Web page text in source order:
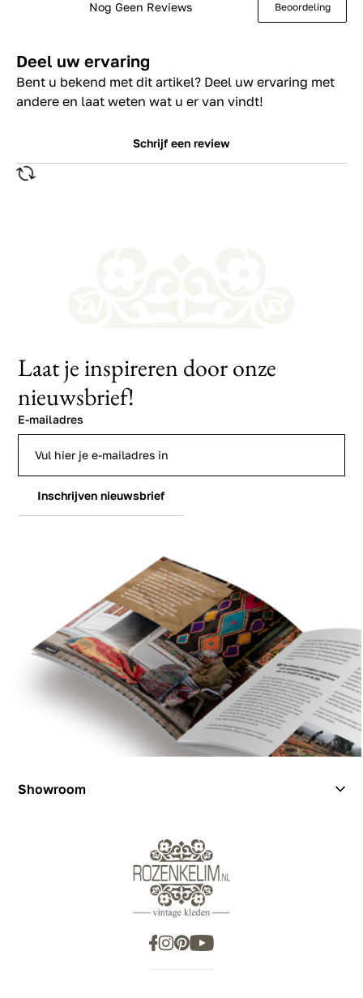
Nog Geen Reviews Beoordeling
Deel uw ervaring
Bent u bekend met dit artikel? Deel uw ervaring met
andere en laat weten wat u er van vindt!
Schrijf een review
Showroom
Laat je inspireren door onze
nieuwsbrief!
E-mailadres
Inschrijven nieuwsbrief